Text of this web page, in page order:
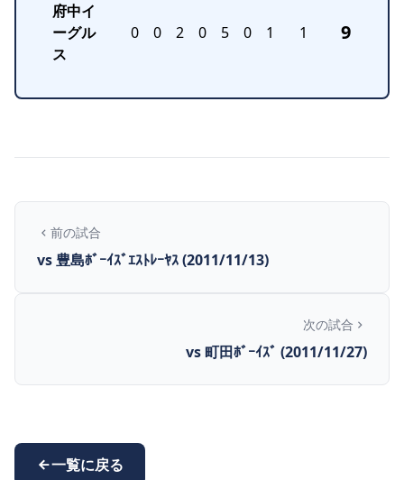
府中イ
ーグル
ス
0 0 2 0 5 0 1 1 9
前の試合
vs 豊島ﾎﾞｰｲｽﾞｴｽﾄﾚｰﾔｽ (2011/11/13)
次の試合
vs 町田ﾎﾞｰｲｽﾞ (2011/11/27)
一覧に戻る